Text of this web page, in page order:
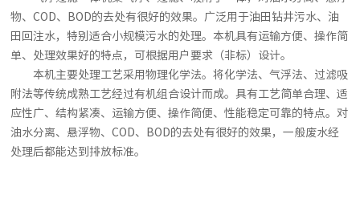
物、COD、BOD的去处有很好的效果。广泛用于油田钻井污水、油
田回注水，特别适合小规模污水的处理。本机具有运输方便、操作简
单、处理效果好的特点，可根据用户要求（非标）设计。
本机主要处理工艺采用物理化学法。将化学法、气浮法、过滤吸
附法等传统成熟工艺经过有机组合设计而成。具有工艺简单合理、适
应性广、结构紧凑、运输方便、操作简便、性能稳定可靠的特点。对
油水分离、悬浮物、COD、BOD的去处有很好的效果，一般废水经
处理后都能达到排放标准。